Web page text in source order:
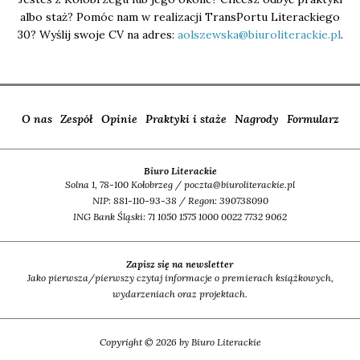
albo staż? Pomóc nam w realizacji TransPortu Literackiego
30? Wyślij swoje CV na adres: aolszewska@biuroliterackie.pl.
O nas Zespół Opinie Praktyki i staże Nagrody Formularz
Biuro Literackie
Solna 1, 78-100 Kołobrzeg / poczta@biuroliterackie.pl
NIP: 881-110-93-38 / Regon: 390738090
ING Bank Śląski: 71 1050 1575 1000 0022 7732 9062
Zapisz się na newsletter
Jako pierwsza/pierwszy czytaj informacje o premierach książkowych,
wydarzeniach oraz projektach.
Copyright © 2026 by Biuro Literackie